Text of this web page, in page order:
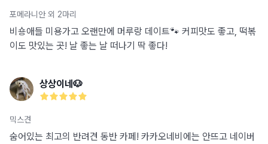
포메라니안 외 2마리
비숑애들 미용가고 오랜만에 머루랑 데이트🐾 커피맛도 좋고, 떡볶
이도 맛있는 곳! 날 좋는 날 떠나기 딱 좋다!
상상이네🐶
믹스견
숨어있는 최고의 반려견 동반 카페! 카카오네비에는 안뜨고 네이버